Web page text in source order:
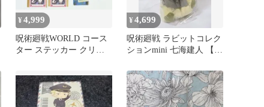
¥4,999
呪術廻戦WORLD コース
ター ステッカー クリア
¥4,699
呪術廻戦 ラビットコレク
ションmini 七海建人 【未